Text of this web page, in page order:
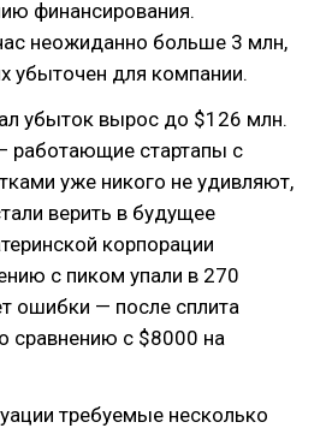
финансирования.
неожиданно больше 3 млн,
убыточен для компании.
убыток вырос до $126 млн.
работающие стартапы с
уже никого не удивляют,
верить в будущее
корпорации
с пиком упали в 270
ошибки — после сплита
сравнению с $8000 на
требуемые несколько